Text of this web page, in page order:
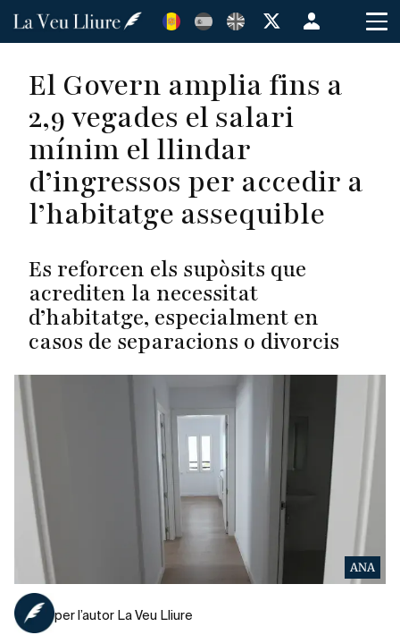
Vés
Menú
de
de
El Govern amplia fins a
2,9 vegades el salari
mínim el llindar
d’ingressos per accedir a
l’habitatge assequible
Es reforcen els supòsits que
acrediten la necessitat
d’habitatge, especialment en
casos de separacions o divorcis
ANA
per l’autor La Veu Lliure